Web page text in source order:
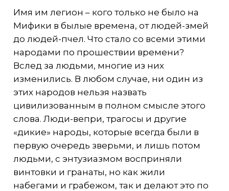
Имя им легион – кого только не было на
Мифики в былые времена, от людей-змей
до людей-пчел. Что стало со всеми этими
народами по прошествии времени?
Вслед за людьми, многие из них
изменились. В любом случае, ни один из
этих народов нельзя назвать
цивилизованным в полном смысле этого
слова. Люди-вепри, трагосы и другие
«дикие» народы, которые всегда были в
первую очередь зверьми, и лишь потом
людьми, с энтузиазмом восприняли
винтовки и гранаты, но как жили
набегами и грабежом, так и делают это по